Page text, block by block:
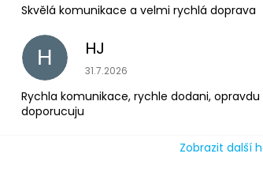
Skvělá komunikace a velmi rychlá doprava
H HJ
Hodnocení obchodu je 5 z 5
31.7.2026
Rychla komunikace, rychle dodani, opravdu
doporucuju
Zobrazit další